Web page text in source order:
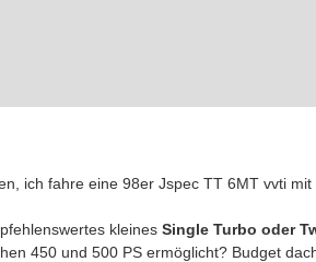
ich fahre eine 98er Jspec TT 6MT vvti mit
kleines Single Turbo oder
450 und 500 PS ermöglicht? Budget